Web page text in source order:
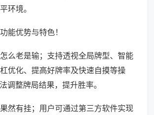
环境。
能优势与特色！
么老是输；支持透视全局牌型、智能
优化、提高好牌率及快速自摸等操
调整牌局结果，提升胜率。
然有挂；用户可通过第三方软件实现